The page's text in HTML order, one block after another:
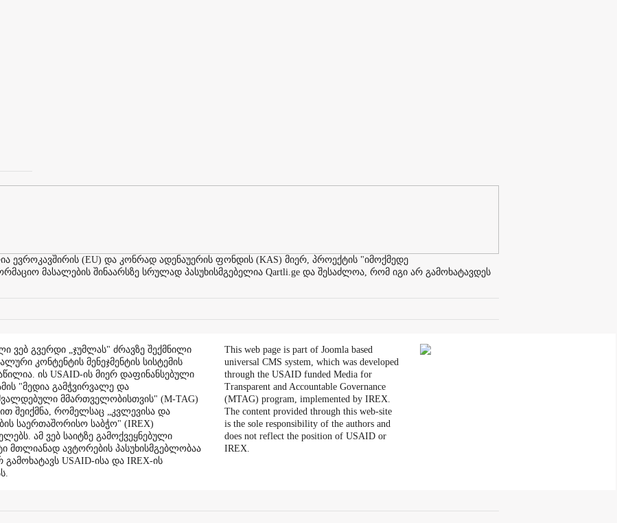
(EU) და კონრად ადენაუერის ფონდის (KAS) მიერ, პროექტის "იმოქმედე
მასალების შინაარსზე სრულად პასუხისმგებელია Qartli.ge და შესაძლოა, რომ იგი არ გამოხატავდეს
ვებ გვერდი „ჯუმლას" ძრავზე შექმნილი
კონტენტის მენეჯმენტის სისტემის
ის USAID-ის მიერ დაფინანსებული
"მედია გამჭვირვალე და
მმართველობისთვის" (M-TAG)
შეიქმნა, რომელსაც „კვლევისა და
საერთაშორისო საბჭო" (IREX)
ამ ვებ საიტზე გამოქვეყნებული
მთლიანად ავტორების პასუხისმგებლობაა
გამოხატავს USAID-ისა და IREX-ის
This web page is part of Joomla based
universal CMS system, which was developed
through the USAID funded Media for
Transparent and Accountable Governance
(MTAG) program, implemented by IREX.
The content provided through this web-site
is the sole responsibility of the authors and
does not reflect the position of USAID or
IREX.